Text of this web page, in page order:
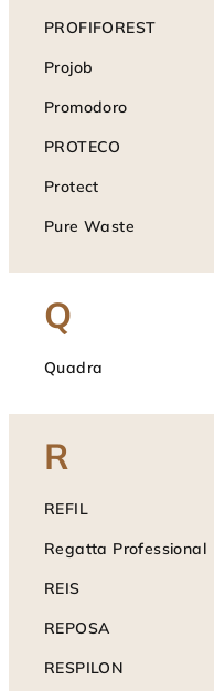
PROFIFOREST
Projob
Promodoro
PROTECO
Protect
Pure Waste
Q
Quadra
R
REFIL
Regatta Professional
REIS
REPOSA
RESPILON